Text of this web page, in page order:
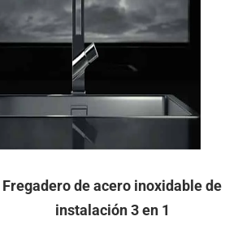
Fregadero de acero inoxidable de
instalación 3 en 1